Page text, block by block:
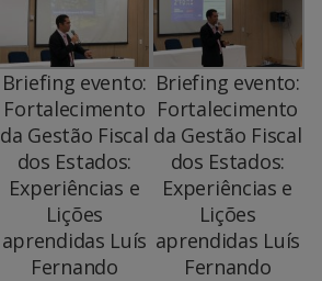
Briefing evento:
Fortalecimento
da Gestão Fiscal
dos Estados:
Experiências e
Lições
aprendidas Luís
Fernando
Briefing evento:
Fortalecimento
da Gestão Fiscal
dos Estados:
Experiências e
Lições
aprendidas Luís
Fernando